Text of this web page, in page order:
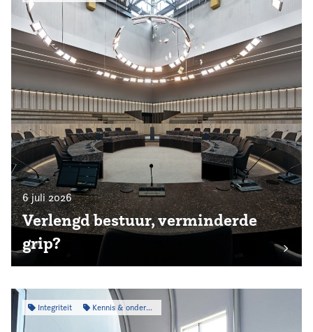
6 juli 2026
Verlengd bestuur, verminderde
grip?
Integriteit Kennis & onderzoek